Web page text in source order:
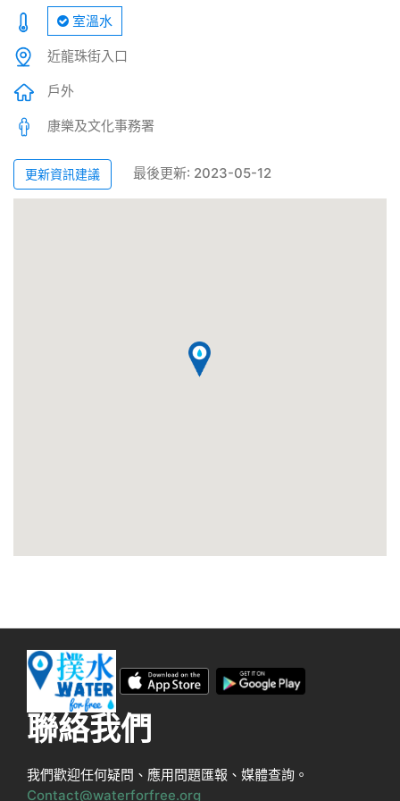
室溫水
近龍珠街入口
戶外
康樂及文化事務署
更新資訊建議 最後更新: 2023-05-12
聯絡我們
我們歡迎任何疑問、應用問題匯報、媒體查詢。
Contact@waterforfree.org